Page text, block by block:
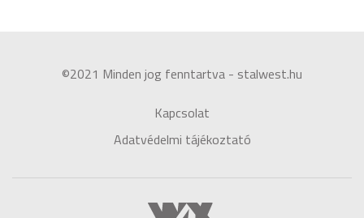
©2021 Minden jog fenntartva - stalwest.hu
Kapcsolat
Adatvédelmi tájékoztató